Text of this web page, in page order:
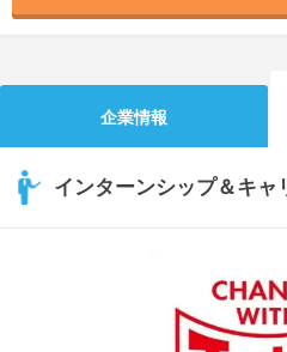
適職診断
企業情報
インターンシップ＆キャ